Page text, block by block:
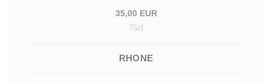
35,00 EUR
75cl
RHONE